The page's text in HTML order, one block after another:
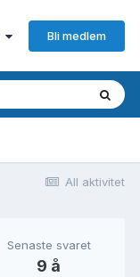
Bli medlem
All aktivitet
Senaste svaret
9 å